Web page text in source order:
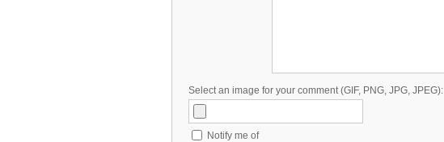
Select an image for your comment (GIF, PNG, JPG, JPEG):
Notify me of